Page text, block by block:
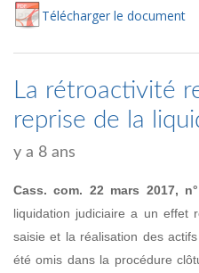
Télécharger le document
La rétroactivité
reprise de la
y a 8 ans
Cass. com. 22 mars 2017, n°
liquidation judiciaire a un effet
saisie et la réalisation des
été omis dans la procédure